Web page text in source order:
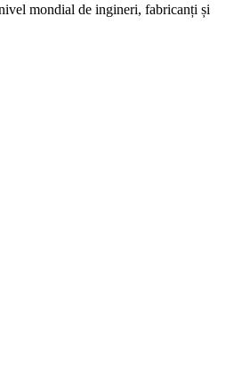
mondial de ingineri, fabricanți și